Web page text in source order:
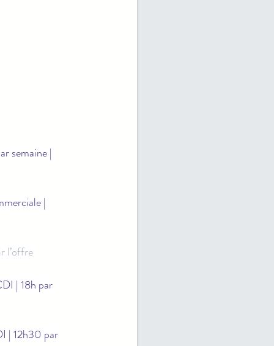
semaine |
|
l’offre
| 18h par
| 12h30 par